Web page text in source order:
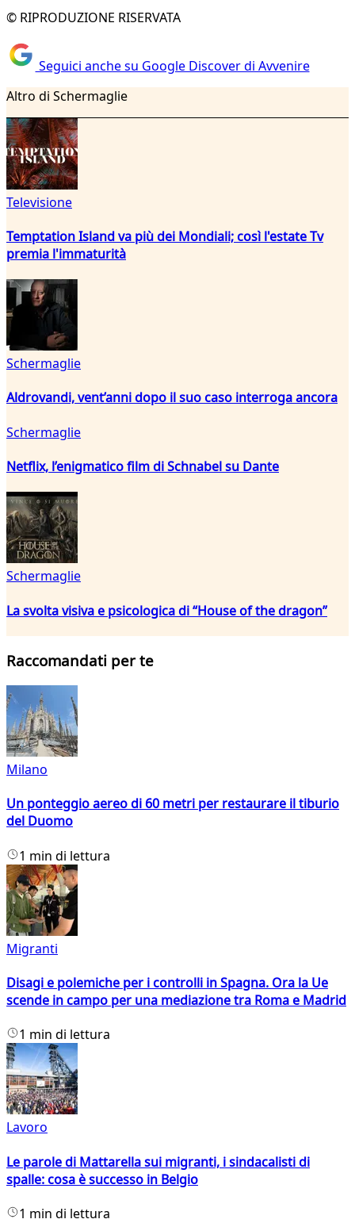
© RIPRODUZIONE RISERVATA
Seguici anche su Google Discover di Avvenire
Altro di Schermaglie
Televisione
Temptation Island va più dei Mondiali; così l'estate Tv
premia l'immaturità
Schermaglie
Aldrovandi, vent’anni dopo il suo caso interroga ancora
Schermaglie
Netflix, l’enigmatico film di Schnabel su Dante
Schermaglie
La svolta visiva e psicologica di “House of the dragon”
Raccomandati per te
Milano
Un ponteggio aereo di 60 metri per restaurare il tiburio
del Duomo
1 min di lettura
Migranti
Disagi e polemiche per i controlli in Spagna. Ora la Ue
scende in campo per una mediazione tra Roma e Madrid
1 min di lettura
Lavoro
Le parole di Mattarella sui migranti, i sindacalisti di
spalle: cosa è successo in Belgio
1 min di lettura